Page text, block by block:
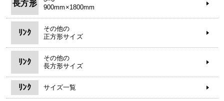
長方形
900mm×1800mm
ﾘﾝｸ
その他の
正方形サイズ
ﾘﾝｸ
その他の
長方形サイズ
ﾘﾝｸ サイズ一覧